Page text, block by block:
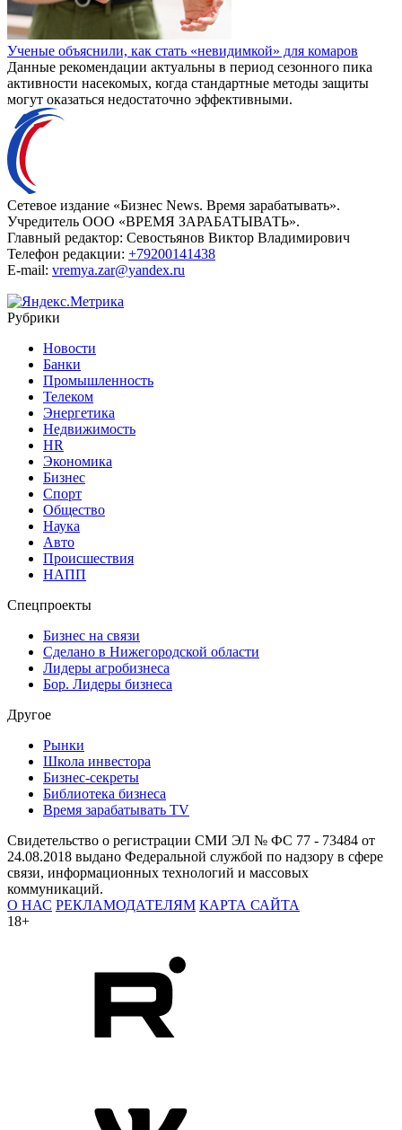
Ученые объяснили, как стать «невидимкой» для комаров
Данные рекомендации актуальны в период сезонного пика
активности насекомых, когда стандартные методы защиты
могут оказаться недостаточно эффективными.
Сетевое издание «Бизнес News. Время зарабатывать».
Учредитель ООО «ВРЕМЯ ЗАРАБАТЫВАТЬ».
Главный редактор: Севостьянов Виктор Владимирович
Телефон редакции: +79200141438
E-mail: vremya.zar@yandex.ru
Рубрики
Новости
Банки
Промышленность
Телеком
Энергетика
Недвижимость
HR
Экономика
Бизнес
Спорт
Общество
Наука
Авто
Происшествия
НАПП
Спецпроекты
Бизнес на связи
Сделано в Нижегородской области
Лидеры агробизнеса
Бор. Лидеры бизнеса
Другое
Рынки
Школа инвестора
Бизнес-секреты
Библиотека бизнеса
Время зарабатывать TV
Свидетельство о регистрации СМИ ЭЛ № ФС 77 - 73484 от
24.08.2018 выдано Федеральной службой по надзору в сфере
связи, информационных технологий и массовых
коммуникаций.
О НАС РЕКЛАМОДАТЕЛЯМ КАРТА САЙТА
18+